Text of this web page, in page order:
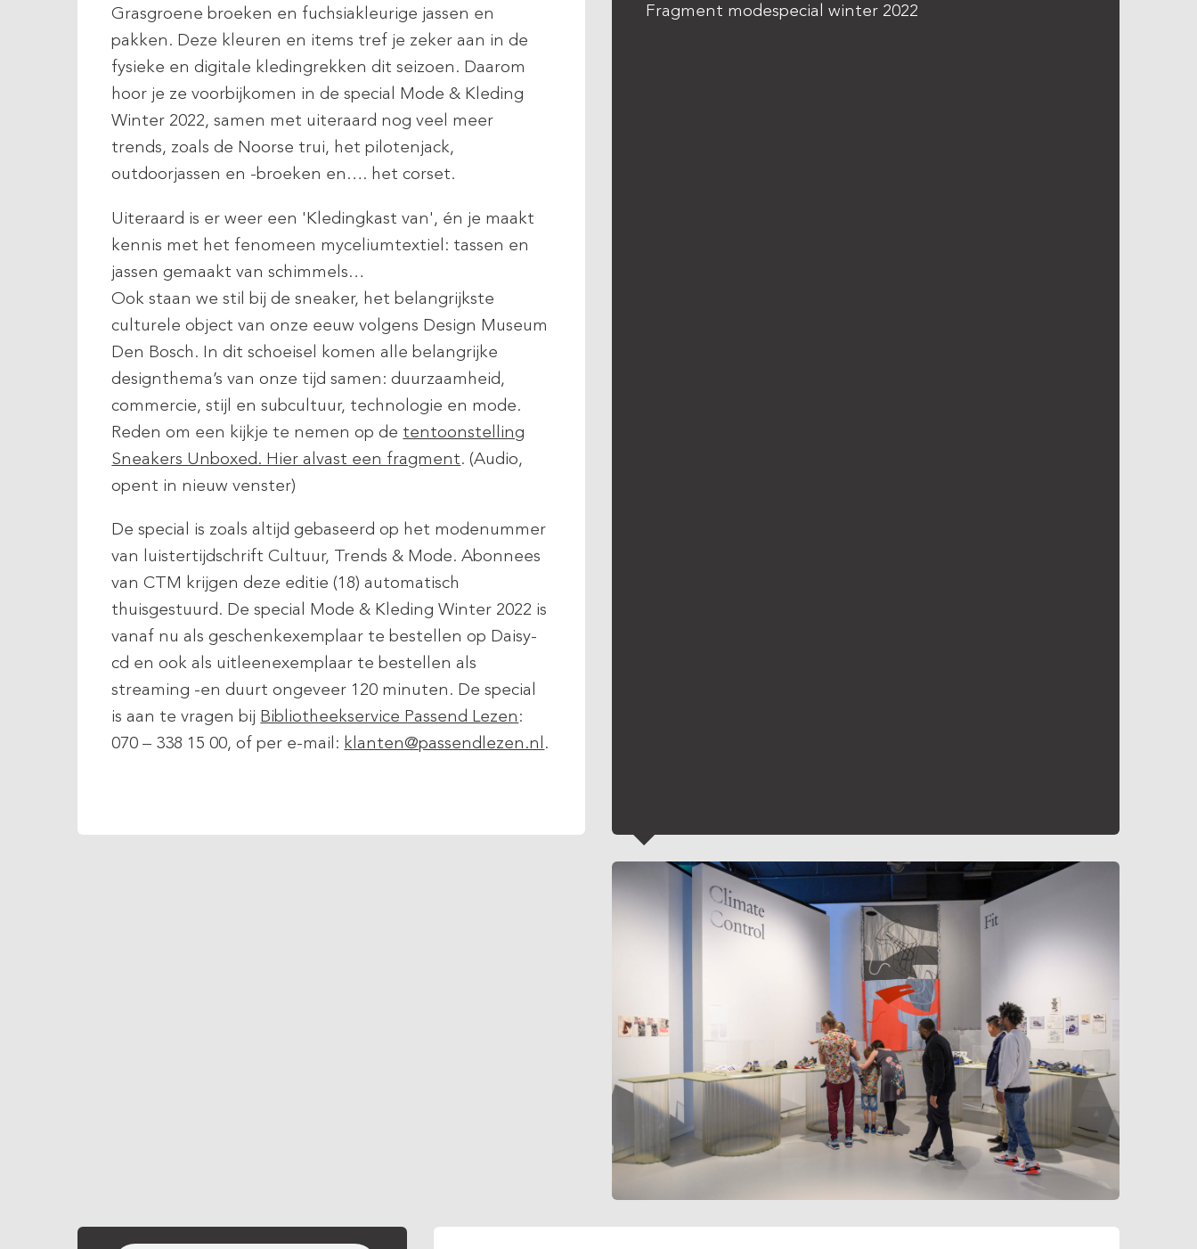
Grasgroene broeken en fuchsiakleurige jassen en
pakken. Deze kleuren en items tref je zeker aan in de
fysieke en digitale kledingrekken dit seizoen. Daarom
hoor je ze voorbijkomen in de special Mode & Kleding
Winter 2022, samen met uiteraard nog veel meer
trends, zoals de Noorse trui, het pilotenjack,
outdoorjassen en -broeken en…. het corset.
Uiteraard is er weer een 'Kledingkast van', én je maakt
kennis met het fenomeen myceliumtextiel: tassen en
jassen gemaakt van schimmels…
Ook staan we stil bij de sneaker, het belangrijkste
culturele object van onze eeuw volgens Design Museum
Den Bosch. In dit schoeisel komen alle belangrijke
designthema’s van onze tijd samen: duurzaamheid,
commercie, stijl en subcultuur, technologie en mode.
Reden om een kijkje te nemen op de tentoonstelling
Sneakers Unboxed. Hier alvast een fragment. (Audio,
opent in nieuw venster)
De special is zoals altijd gebaseerd op het modenummer
van luistertijdschrift Cultuur, Trends & Mode. Abonnees
van CTM krijgen deze editie (18) automatisch
thuisgestuurd. De special Mode & Kleding Winter 2022 is
vanaf nu als geschenkexemplaar te bestellen op Daisy-
cd en ook als uitleenexemplaar te bestellen als
streaming -en duurt ongeveer 120 minuten. De special
is aan te vragen bij Bibliotheekservice Passend Lezen :
070 – 338 15 00, of per e-mail: klanten@passendlezen.nl .
Fragment modespecial winter 2022